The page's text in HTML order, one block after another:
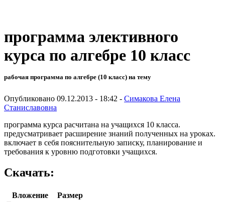
программа элективного
курса по алгебре 10 класс
рабочая программа по алгебре (10 класс) на тему
Опубликовано 09.12.2013 - 18:42 - Симакова Елена
Станиславовна
программа курса расчитана на учащихся 10 класса.
предусматривает расширение знаний полученных на уроках.
включает в себя пояснительную записку, планирование и
требования к уровню подготовки учащихся.
Скачать:
Вложение
Размер